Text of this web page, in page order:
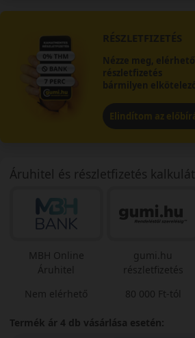
RÉSZLETFIZETÉS
Nézze meg,
részletfizetés
bármilyen
Elindítom az
Áruhitel és részletfizetés
MBH Online
Áruhitel
Nem elérhető
gumi.hu
részletfizetés
80 000 Ft-tól
Termék ár 4 db vásárlása esetén: